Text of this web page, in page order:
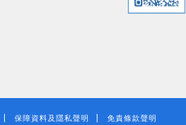
保障資料及隱私聲明 免責條款聲明